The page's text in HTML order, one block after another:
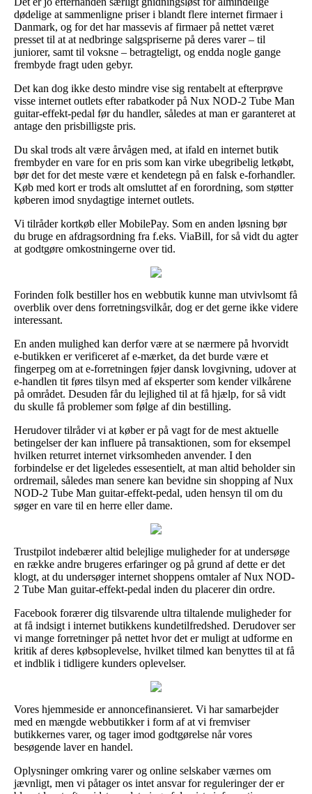
dødelige at sammenligne priser i blandt flere internet firmaer i
Danmark, og for det har massevis af firmaer på nettet været
presset til at at nedbringe salgspriserne på deres varer – til
juniorer, samt til voksne – betragteligt, og endda nogle gange
frembyde fragt uden gebyr.
Det kan dog ikke desto mindre vise sig rentabelt at efterprøve
visse internet outlets efter rabatkoder på Nux NOD-2 Tube Man
guitar-effekt-pedal før du handler, således at man er garanteret at
antage den prisbilligste pris.
Du skal trods alt være årvågen med, at ifald en internet butik
frembyder en vare for en pris som kan virke ubegribelig letkøbt,
bør det for det meste være et kendetegn på en falsk e-forhandler.
Køb med kort er trods alt omsluttet af en forordning, som støtter
køberen imod snydagtige internet outlets.
Vi tilråder kortkøb eller MobilePay. Som en anden løsning bør
du bruge en afdragsordning fra f.eks. ViaBill, for så vidt du agter
at godtgøre omkostningerne over tid.
Forinden folk bestiller hos en webbutik kunne man utvivlsomt få
overblik over dens forretningsvilkår, dog er det gerne ikke videre
interessant.
En anden mulighed kan derfor være at se nærmere på hvorvidt
e-butikken er verificeret af e-mærket, da det burde være et
fingerpeg om at e-forretningen føjer dansk lovgivning, udover at
e-handlen tit føres tilsyn med af eksperter som kender vilkårene
på området. Desuden får du lejlighed til at få hjælp, for så vidt
du skulle få problemer som følge af din bestilling.
Herudover tilråder vi at køber er på vagt for de mest aktuelle
betingelser der kan influere på transaktionen, som for eksempel
hvilken returret internet virksomheden anvender. I den
forbindelse er det ligeledes essesentielt, at man altid beholder sin
ordremail, således man senere kan bevidne sin shopping af Nux
NOD-2 Tube Man guitar-effekt-pedal, uden hensyn til om du
søger en vare til en herre eller dame.
Trustpilot indebærer altid belejlige muligheder for at undersøge
en række andre brugeres erfaringer og på grund af dette er det
klogt, at du undersøger internet shoppens omtaler af Nux NOD-
2 Tube Man guitar-effekt-pedal inden du placerer din ordre.
Facebook forærer dig tilsvarende ultra tiltalende muligheder for
at få indsigt i internet butikkens kundetilfredshed. Derudover ser
vi mange forretninger på nettet hvor det er muligt at udforme en
kritik af deres købsoplevelse, hvilket tilmed kan benyttes til at få
et indblik i tidligere kunders oplevelser.
Vores hjemmeside er annoncefinansieret. Vi har samarbejder
med en mængde webbutikker i form af at vi fremviser
butikkernes varer, og tager imod godtgørelse når vores
besøgende laver en handel.
Oplysninger omkring varer og online selskaber værnes om
jævnligt, men vi påtager os intet ansvar for reguleringer der er